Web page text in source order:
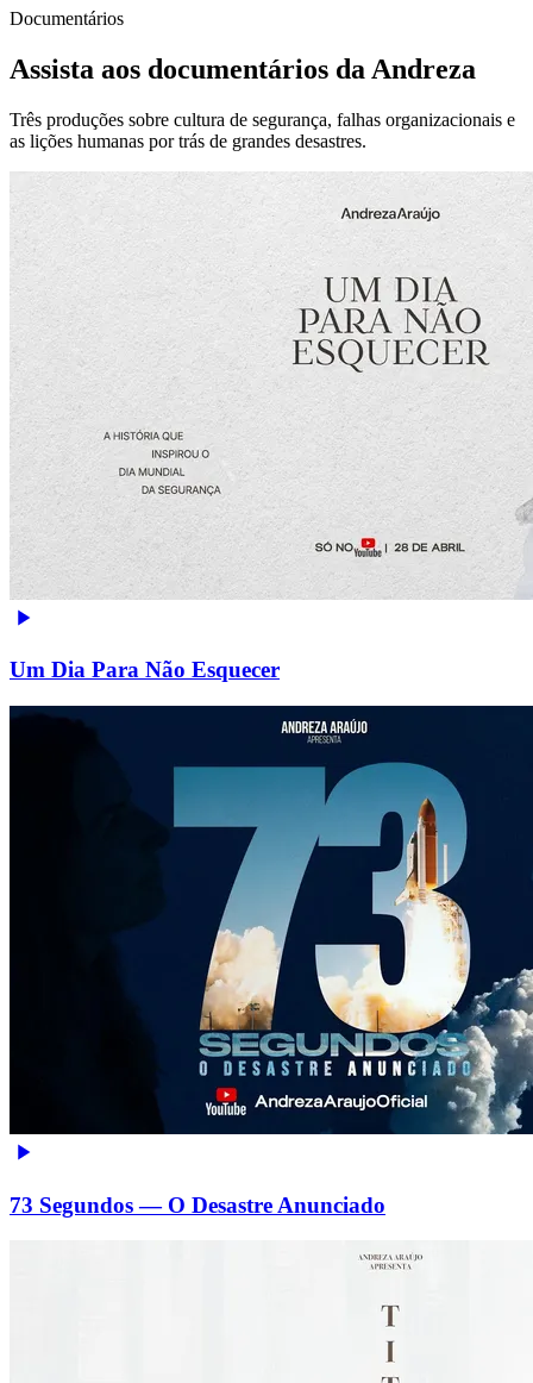
Documentários
Assista aos documentários da Andreza
Três produções sobre cultura de segurança, falhas organizacionais e
as lições humanas por trás de grandes desastres.
Um Dia Para Não Esquecer
73 Segundos — O Desastre Anunciado